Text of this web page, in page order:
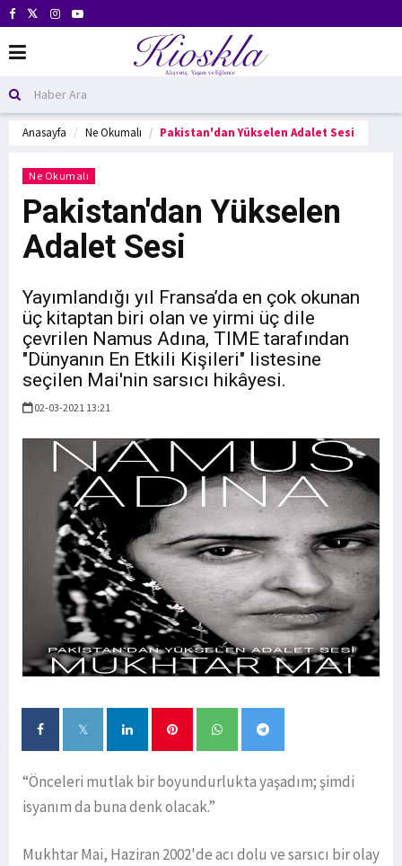
Anasayfa Ne Okumalı Pakistan'dan Yükselen Adalet Sesi
Ne Okumalı
Pakistan'dan Yükselen
Adalet Sesi
Yayımlandığı yıl Fransa’da en çok okunan
üç kitaptan biri olan ve yirmi üç dile
çevrilen Namus Adına, TIME tarafından
"Dünyanın En Etkili Kişileri" listesine
seçilen Mai'nin sarsıcı hikâyesi.
02-03-2021 13:21
“Önceleri mutlak bir boyundurlukta yaşadım; şimdi
isyanım da buna denk olacak.”
Mukhtar Mai, Haziran 2002'de acı dolu ve sarsıcı bir olay